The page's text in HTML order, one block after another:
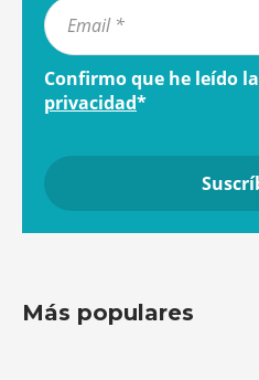
Confirmo que he leído la
privacidad*
Más populares